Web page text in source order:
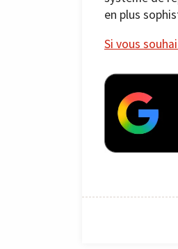
en plus
Si vous